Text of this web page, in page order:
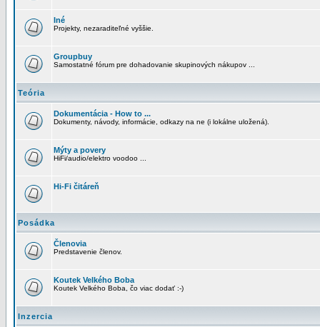
Iné
Projekty, nezaraditeľné vyššie.
Groupbuy
Samostatné fórum pre dohadovanie skupinových nákupov ...
Teória
Dokumentácia - How to ...
Dokumenty, návody, informácie, odkazy na ne (i lokálne uložená).
Mýty a povery
HiFi/audio/elektro voodoo ...
Hi-Fi čitáreň
Posádka
Členovia
Predstavenie členov.
Koutek Velkého Boba
Koutek Velkého Boba, čo viac dodať :-)
Inzercia